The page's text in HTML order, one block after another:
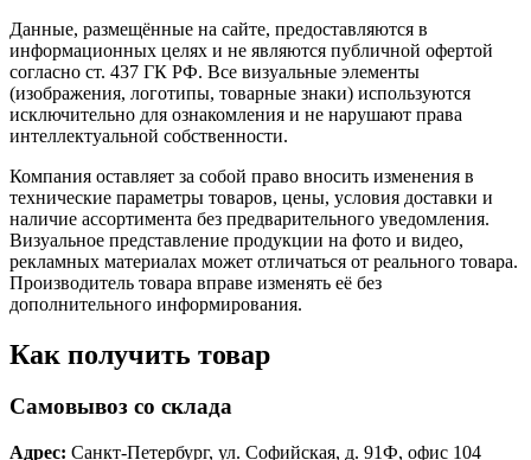
Данные, размещённые на сайте, предоставляются в
информационных целях и не являются публичной офертой
согласно ст. 437 ГК РФ. Все визуальные элементы
(изображения, логотипы, товарные знаки) используются
исключительно для ознакомления и не нарушают права
интеллектуальной собственности.
Компания оставляет за собой право вносить изменения в
технические параметры товаров, цены, условия доставки и
наличие ассортимента без предварительного уведомления.
Визуальное представление продукции на фото и видео,
рекламных материалах может отличаться от реального товара.
Производитель товара вправе изменять её без
дополнительного информирования.
Как получить товар
Самовывоз со склада
Адрес: Санкт-Петербург, ул. Софийская, д. 91Ф, офис 104